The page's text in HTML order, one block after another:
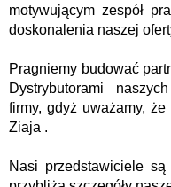
motywującym zespół
doskonalenia naszej
Pragniemy budować
Dystrybutorami
firmy, gdyż uważamy,
Ziaja .
Nasi przedstawiciele